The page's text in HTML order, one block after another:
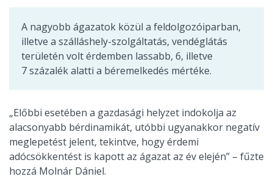
A nagyobb ágazatok közül a feldolgozóiparban,
illetve a szálláshely-szolgáltatás, vendéglátás
területén volt érdemben lassabb, 6, illetve
7 százalék alatti a béremelkedés mértéke.
„Előbbi esetében a gazdasági helyzet indokolja az
alacsonyabb bérdinamikát, utóbbi ugyanakkor negatív
meglepetést jelent, tekintve, hogy érdemi
adócsökkentést is kapott az ágazat az év elején” – fűzte
hozzá Molnár Dániel.